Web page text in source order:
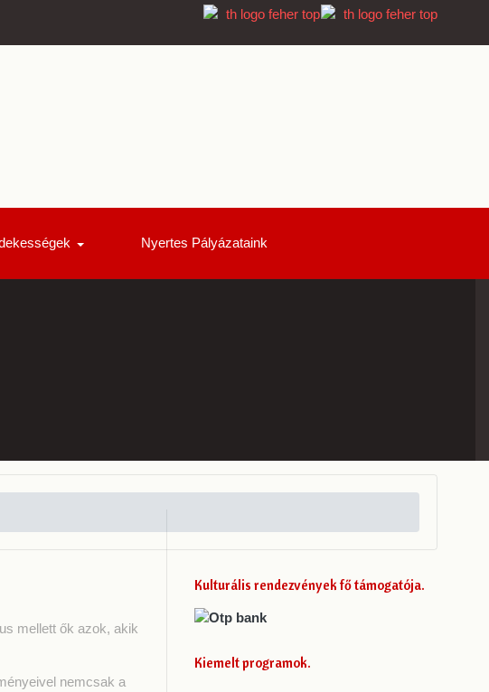
Nyertes Pályázataink
mellett ők azok, akik
nemcsak a
Kulturális rendezvények fő támogatója
Kiemelt programok